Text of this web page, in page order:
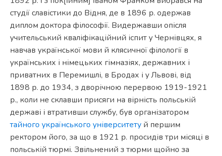
студії славістики до Відня, де в 1896 р. одержав
диплом доктора філософії. Видержавши опісля
учительський кваліфікаційний іспит у Чернівцях, я
навчав української мови й клясичної філології в
українських і німецьких гімназіях, державних і
приватних в Перемишлі, в Бродах і у Львові, від
1898 р. до 1934, з дворічною перервою 1919-1921
р., коли не склавши присяги на вірність польській
державі і втративши службу, був організатором
тайного українського університету й першим
ректором його, за що в 1921 р. просидів три місяці в
польській тюрмі. Звільнений з тюрми щойно за